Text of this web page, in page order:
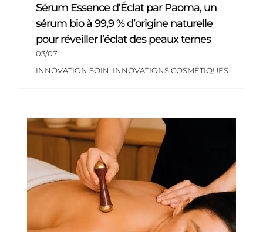
Sérum Essence d’Éclat par Paoma, un
sérum bio à 99,9 % d’origine naturelle
pour réveiller l’éclat des peaux ternes
03/07
INNOVATION SOIN INNOVATIONS COSMÉTIQUES